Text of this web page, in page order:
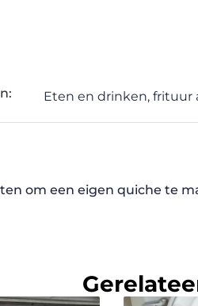
Eten en drinken, frituur
om een eigen quiche te